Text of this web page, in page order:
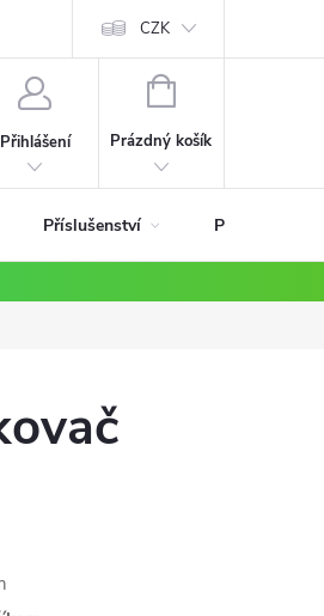
CZK
Přihlášení
NÁKUPNÍ
Prázdný košík
Příslušenství Podle